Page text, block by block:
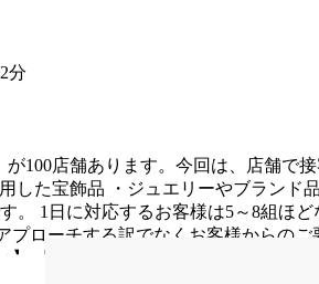
分
100店舗あります。今回は、店舗で
した宝飾品 ・ジュエリーやブランド
。
1日に対応するお客様は5～8組ほ
プローチする訳でなくお客様からの
】 「あなたに接客してもらえて良か